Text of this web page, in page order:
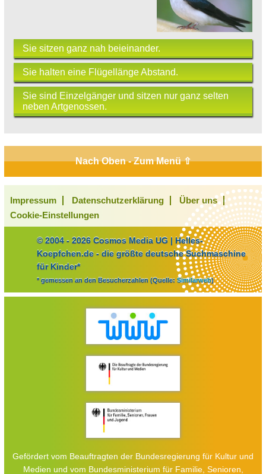
Sie sitzen ganz nah beieinander.
Sie halten eine Flügellänge Abstand.
Sie sind Einzelgänger und sitzen nur ganz selten
neben Artgenossen.
Nach Oben - Zum Menü ⇧
Impressum Datenschutzerklärung
Über uns
Cookie-Einstellungen
© 2004 - 2026 Cosmos Media UG | Helles-
Koepfchen.de - die größte deutsche Suchmaschine
für Kinder*
* gemessen an den Besucherzahlen (Quelle: Similarweb)
Gefördert vom Beauftragten der Bundesregierung für Kultur und
Medien und vom Bundesministerium für Familie, Senioren,